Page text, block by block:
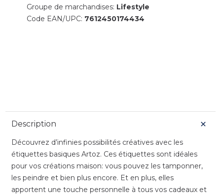
Groupe de marchandises: Lifestyle
Code EAN/UPC: 7612450174434
Description
Découvrez d’infinies possibilités créatives avec les
étiquettes basiques Artoz. Ces étiquettes sont idéales
pour vos créations maison: vous pouvez les tamponner,
les peindre et bien plus encore. Et en plus, elles
apportent une touche personnelle à tous vos cadeaux et